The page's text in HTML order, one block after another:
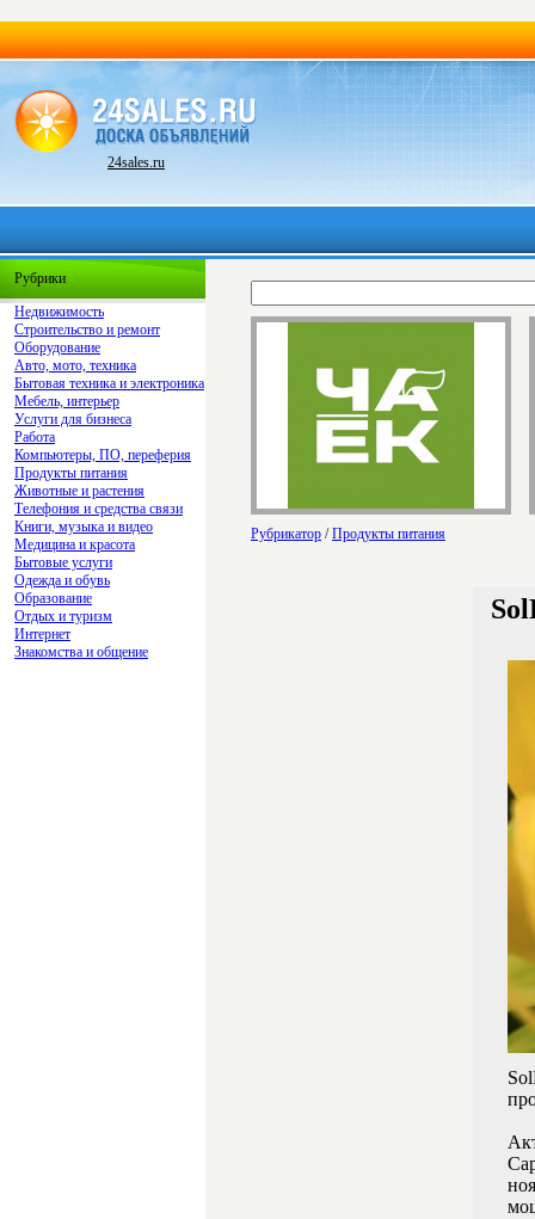
24sales.ru
Рубрики
Недвижимость
Строительство и ремонт
Оборудование
Авто, мото, техника
Бытовая техника и электроника
Мебель, интерьер
Услуги для бизнеса
Работа
Компьютеры, ПО, переферия
Продукты питания
Животные и растения
Телефония и средства связи
Книги, музыка и видео
Медицина и красота
Бытовые услуги
Одежда и обувь
Образование
Отдых и туризм
Интернет
Знакомства и общение
Рубрикатор /Продукты питания